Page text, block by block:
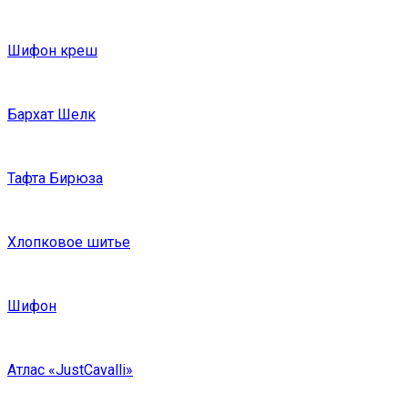
Шифон креш
Бархат Шелк
Тафта Бирюза
Хлопковое шитье
Шифон
Атлас «JustCavalli»